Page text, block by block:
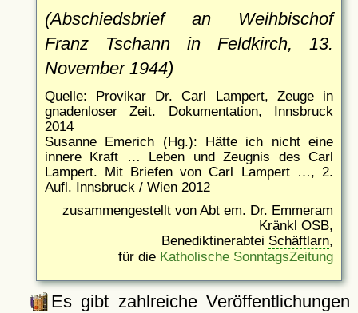
(Abschiedsbrief an Weihbischof
Franz Tschann in Feldkirch, 13.
November 1944)
Quelle: Provikar Dr. Carl Lampert, Zeuge in
gnadenloser Zeit. Dokumentation, Innsbruck
2014
Susanne Emerich (Hg.): Hätte ich nicht eine
innere Kraft … Leben und Zeugnis des Carl
Lampert. Mit Briefen von Carl Lampert …, 2.
Aufl. Innsbruck / Wien 2012
zusammengestellt von Abt em. Dr. Emmeram
Kränkl OSB,
Benediktinerabtei Schäftlarn,
für die Katholische SonntagsZeitung
Es gibt zahlreiche Veröffentlichungen